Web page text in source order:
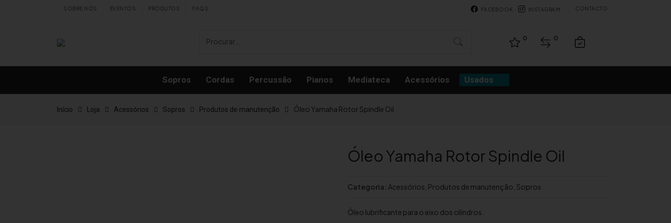
SOBRE NÓS EVENTOS PRODUTOS FAQS FACEBOOK INSTAGRAM CONTACTO
0 0
Sopros Cordas Percussão Pianos Mediateca Acessórios Usados
Início Loja Acessórios Sopros Produtos de manutenção Óleo Yamaha Rotor Spindle Oil
Óleo Yamaha Rotor Spindle Oil
Categoria: Acessórios Produtos de manutenção Sopros
Óleo lubrificante para o eixo dos cilindros.